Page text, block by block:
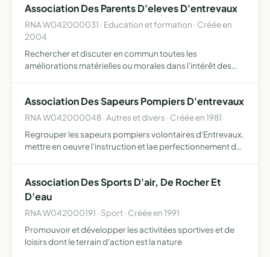
nuisibles, la r…
Association Des Parents D'eleves D'entrevaux
RNA W042000031 · Education et formation · Créée en
2004
Rechercher et discuter en commun toutes les
améliorations matérielles ou morales dans l'intérêt des
Association Des Sapeurs Pompiers D'entrevaux
RNA W042000048 · Autres et divers · Créée en 1981
Regrouper les sapeurs pompiers volontaires d'Entrevaux,
mettre en oeuvre l'instruction et lae perfectionnement des
Association Des Sports D'air, De Rocher Et
D'eau
RNA W042000191 · Sport · Créée en 1991
Promouvoir et développer les activitées sportives et de
loisirs dont le terrain d'action est la nature